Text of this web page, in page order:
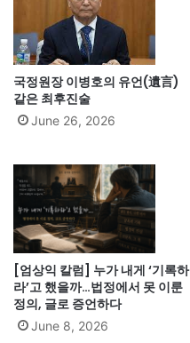
국정원장 이병호의 유언(遺言)
같은 최후진술
June 26, 2026
[엄상익 칼럼] 누가 내게 ‘기록하
라’고 했을까…법정에서 못 이룬
정의, 글로 증언하다
June 8, 2026